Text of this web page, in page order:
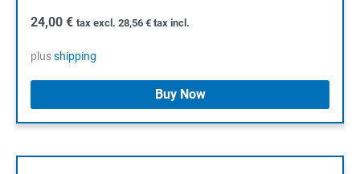
24,00 € tax excl. 28,56 € tax incl.
plusshipping
Buy Now